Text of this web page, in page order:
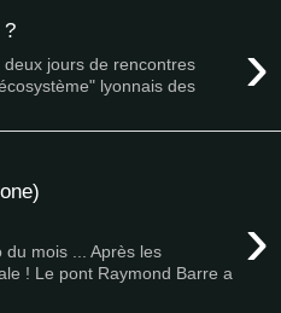
? ›
jours de rencontres
lyonnais des
›
mois ... Après les
! Le pont Raymond Barre a